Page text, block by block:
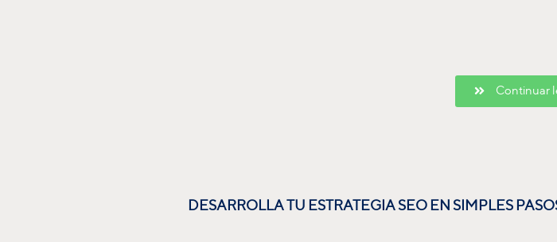
Continuar
DESARROLLA TU ESTRATEGIA SEO EN SIMPLES